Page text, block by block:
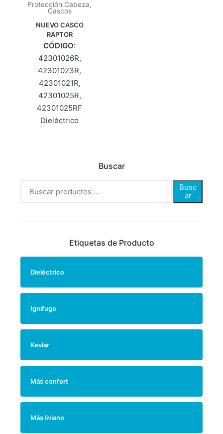
Buscar
Busc
ar
Etiquetas de Producto
Dieléctrico
Ignifugo
Kevlar
Más confort
Más liviano
Protección Cabeza,
Cascos
NUEVO CASCO
RAPTOR
CÓDIGO:
42301026R,
42301023R,
42301021R,
42301025R,
42301025RF
Dieléctrico